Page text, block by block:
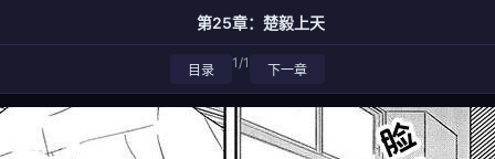
第25章：楚毅上天
目录 1/1 下一章